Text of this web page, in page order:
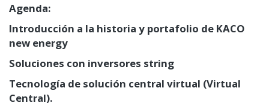
Agenda:
Introducción a la historia y portafolio de KACO
new energy
Soluciones con inversores string
Tecnología de solución central virtual (Virtual
Central).